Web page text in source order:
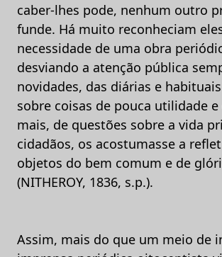
caber-lhes pode, nenhum outro
funde. Há muito reconheciam
necessidade de uma obra
desviando a atenção pública
novidades, das diárias e
sobre coisas de pouca utilidade e
mais, de questões sobre a vida
cidadãos, os acostumasse a
objetos do bem comum e de
(NITHEROY, 1836, s.p.).
Assim, mais do que um meio de